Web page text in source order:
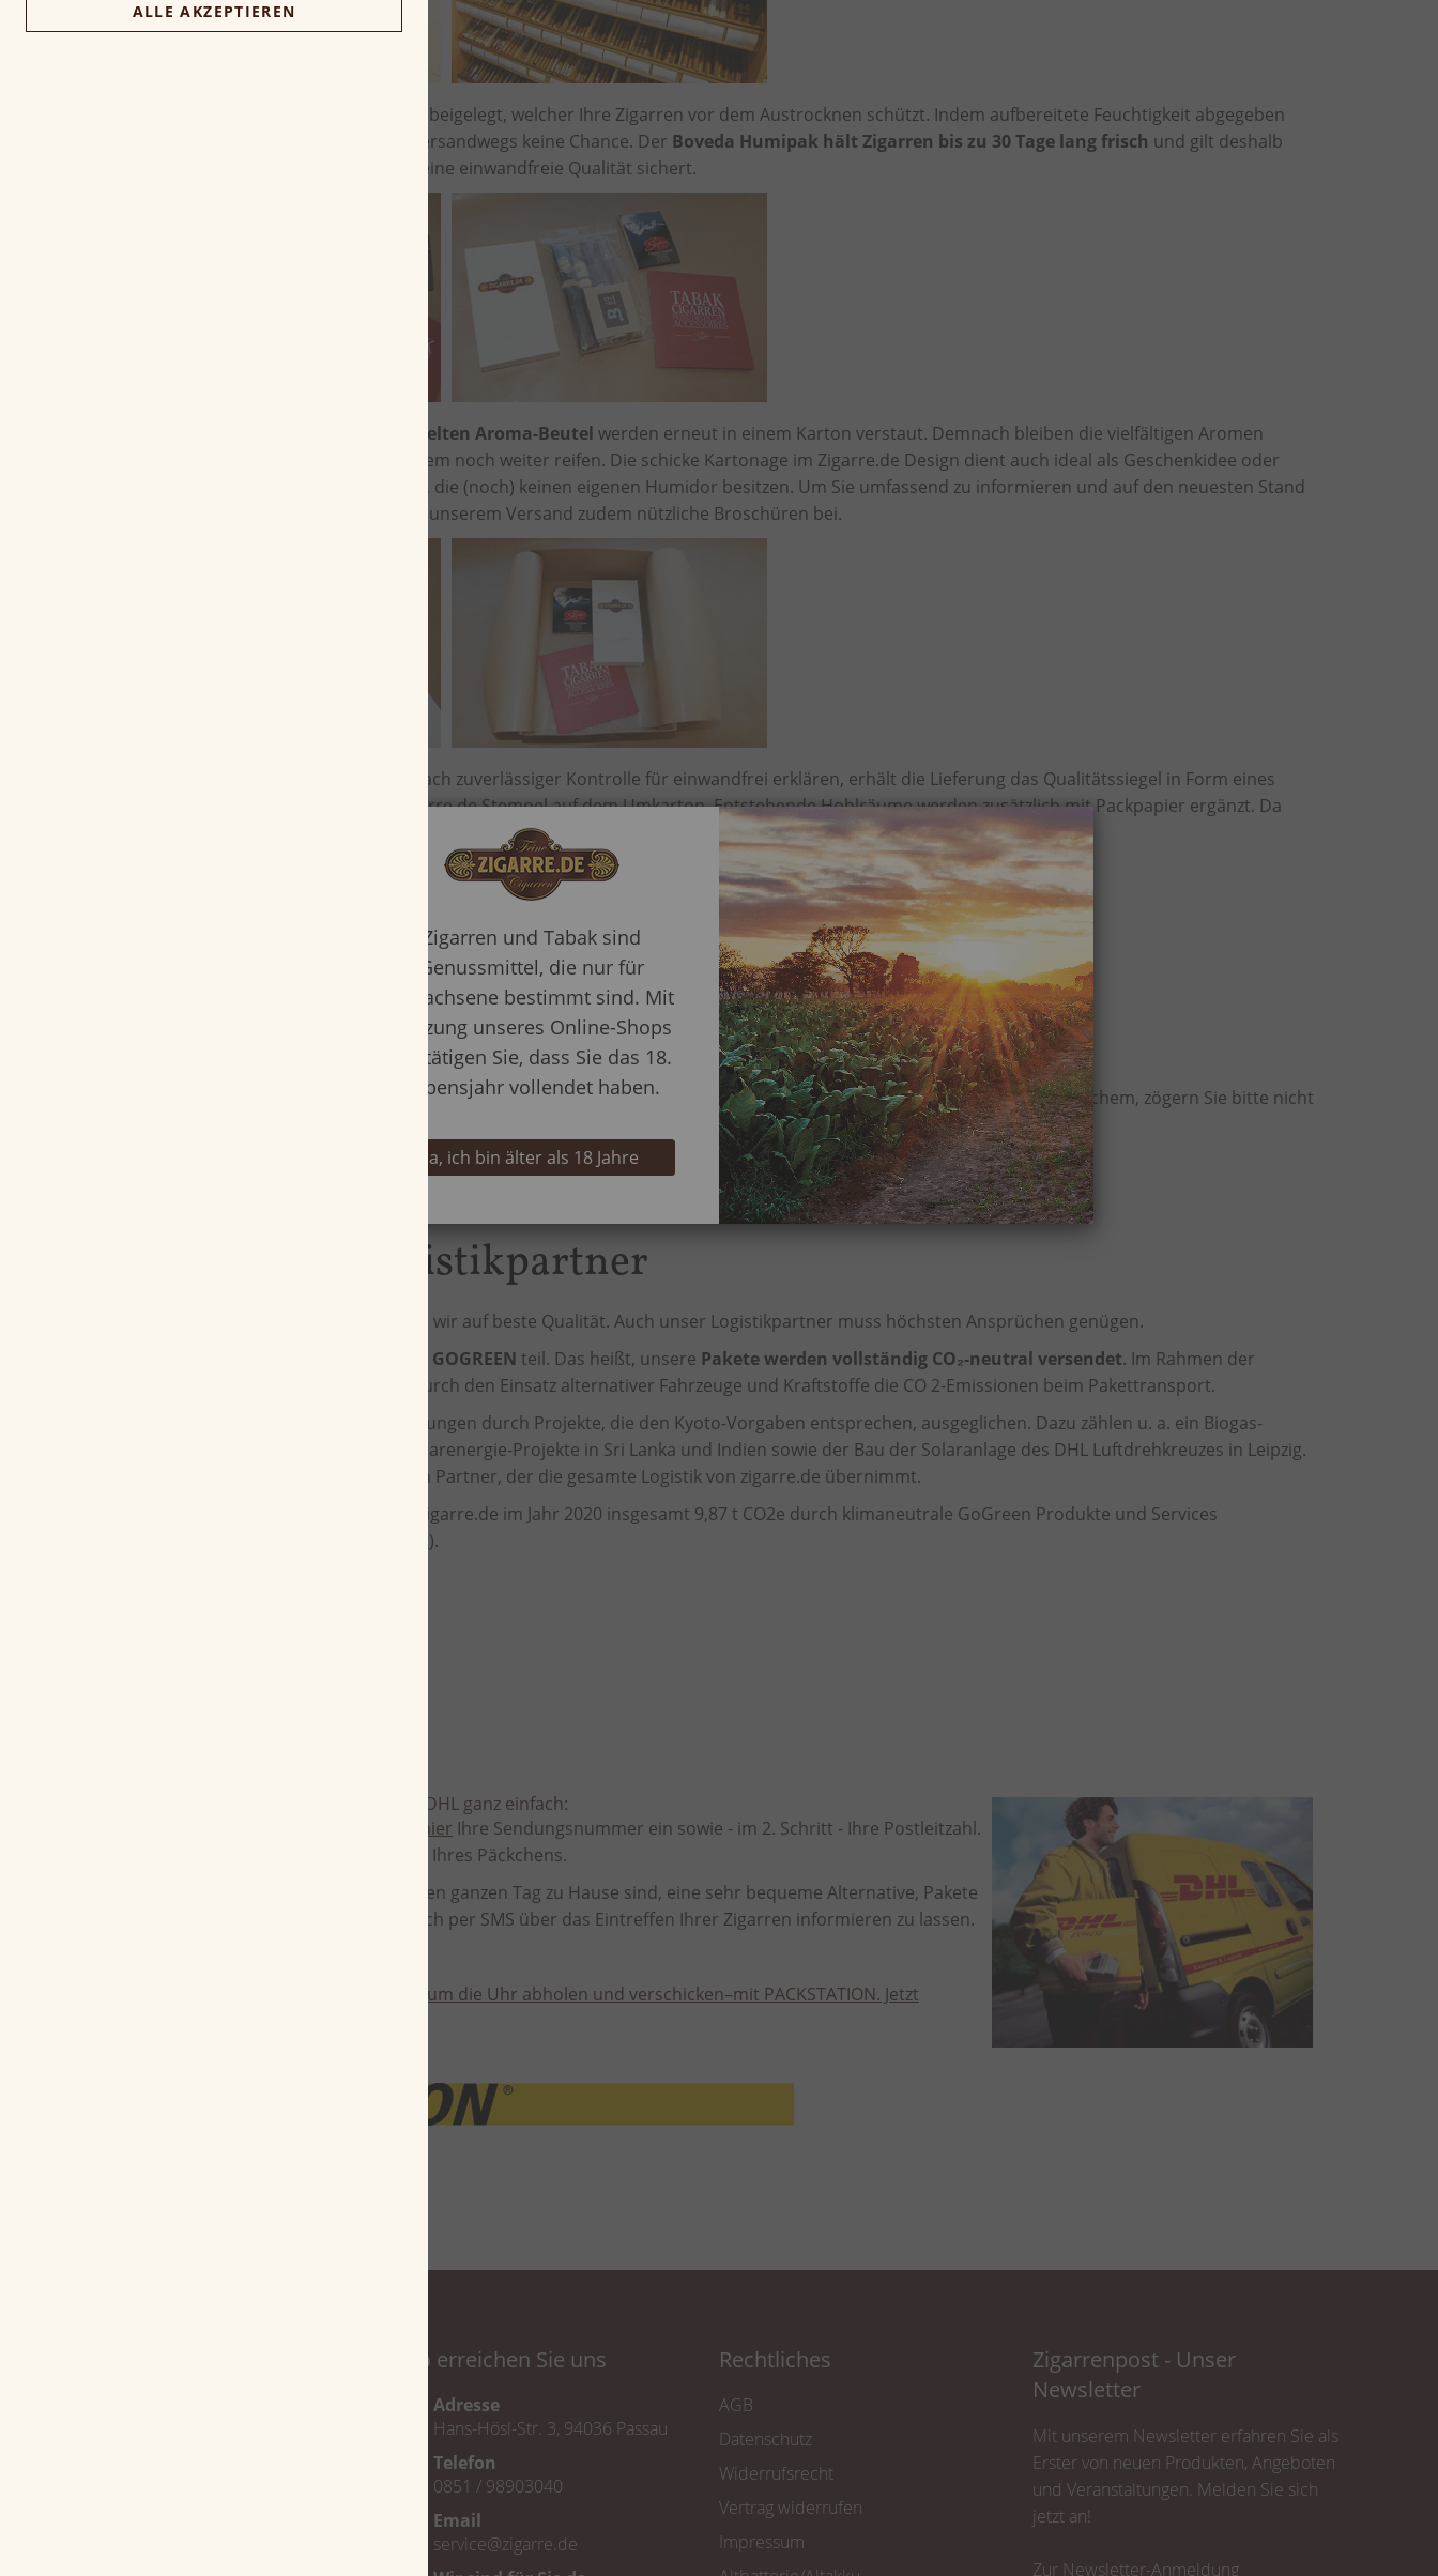
Jeder Sendung wird unser Aromapack beigelegt, welcher Ihre Zigarren vor dem Austrocknen schützt. Indem aufbereitete Feuchtigkeit abgegeben
wird, haben Bakterien während des Versandwegs keine Chance. Der Boveda Humipak hält Zigarren bis zu 30 Tage lang frisch und gilt deshalb
auch als eine Art Humidorersatz, der eine einwandfreie Qualität sichert.
im versiegelten Aroma-Beutel werden erneut in einem Karton verstaut. Demnach bleiben die vielfältigen Aromen
erhalten und die Zigarren können zudem noch weiter reifen. Die schicke Kartonage im Zigarre.de Design dient auch ideal als Geschenkidee oder
Transportbehältnis, vor allem für jene, die (noch) keinen eigenen Humidor besitzen. Um Sie umfassend zu informieren und auf den neuesten Stand
der Zigarrenwelt zu bringen, legen wir unserem Versand zudem nützliche Broschüren bei.
Sobald unsere Mitarbeiter die Ware nach zuverlässiger Kontrolle für einwandfrei erklären, erhält die Lieferung das Qualitätssiegel in Form eines
hauseigenen Aufklebers und dem Zigarre.de Stempel auf dem Umkarton. Entstehende Hohlräume werden zusätzlich mit Packpapier ergänzt. Da
Verpackung fast ausschließlich auf Papierbasiert, wird sie auch Umweltfragen gerecht.
Sollten Sie mit der Ware nicht zufrieden sein oder wünschen noch mehr Informationen zu unseren Produkten oder ähnlichem, zögern Sie bitte nicht
uns zu kontaktieren, damit wir für eine umgehende Lösung sorgen können.
Lassen Sie sich von der Qualitätsgarantie von Zigarre.de überzeugen!
DHL - unser Logistikpartner
Nicht nur bei unseren Zigarren achten wir auf beste Qualität. Auch unser Logistikpartner muss höchsten Ansprüchen genügen.
GOGREEN teil. Das heißt, unsere Pakete werden vollständig CO₂-neutral versendet. Im Rahmen der
GOGREEN Initiative vermindert DHL durch den Einsatz alternativer Fahrzeuge und Kraftstoffe die CO 2-Emissionen beim Pakettransport.
Zusätzlich werden entstehende Belastungen durch Projekte, die den Kyoto-Vorgaben entsprechen, ausgeglichen. Dazu zählen u. a. ein Biogas-
Projekt in Gundorf, mehrere kleine Solarenergie-Projekte in Sri Lanka und Indien sowie der Bau der Solaranlage des DHL Luftdrehkreuzes in Leipzig.
haben wir einen zuverlässigen Partner, der die gesamte Logistik von zigarre.de übernimmt.
Durch das Programm GOGREEN hat Zigarre.de im Jahr 2020 insgesamt 9,87 t CO2e durch klimaneutrale GoGreen Produkte und Services
).
Das Tracking der Zigarrenreise ist bei DHL ganz einfach:
hier Ihre Sendungsnummer ein sowie - im 2. Schritt - Ihre Postleitzahl.
Enter - und es folgt der aktuelle Status Ihres Päckchens.
Packstationen sind für alle, die nicht den ganzen Tag zu Hause sind, eine sehr bequeme Alternative, Pakete
zu empfangen. Es ist sogar möglich, sich per SMS über das Eintreffen Ihrer Zigarren informieren zu lassen.
DHL hat immer geöffnet. Pakete rund um die Uhr abholen und verschicken–mit PACKSTATION. Jetzt
So erreichen Sie uns
Adresse
Hans-Hösl-Str. 3, 94036 Passau
Telefon
0851 / 98903040
Email
service@zigarre.de
Rechtliches
AGB
Datenschutz
Widerrufsrecht
Vertrag widerrufen
Impressum
Zigarrenpost - Unser
Newsletter
Mit unserem Newsletter erfahren Sie als
Erster von neuen Produkten, Angeboten
und Veranstaltungen. Melden Sie sich
jetzt an!
Zur Newsletter-Anmeldung
ALLE AKZEPTIEREN
Zigarren und Tabak sind
Genussmittel, die nur für
Erwachsene bestimmt sind. Mit
Nutzung unseres Online-Shops
bestätigen Sie, dass Sie das 18.
Lebensjahr vollendet haben.
Ja, ich bin älter als 18 Jahre